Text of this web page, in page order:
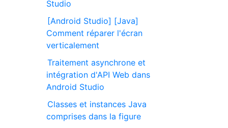
Studio
[Android Studio] [Java]
Comment réparer l'écran
verticalement
Traitement asynchrone et
intégration d'API Web dans
Android Studio
Classes et instances Java
comprises dans la figure